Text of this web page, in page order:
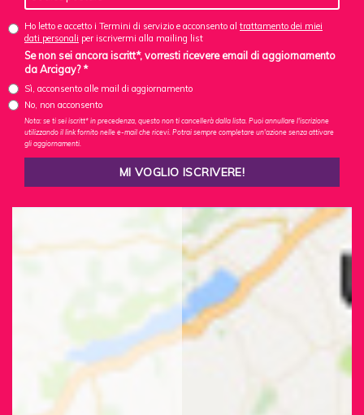
Ho letto e accetto i Termini di servizio e acconsento al trattamento dei miei
dati personali per iscrivermi alla mailing list
Se non sei ancora iscritt*, vorresti ricevere email di aggiornamento
da Arcigay? *
Sì, acconsento alle mail di aggiornamento
No, non acconsento
Nota: se ti sei iscritt* in precedenza, questo non ti cancellerà dalla lista. Puoi annullare l'iscrizione
utilizzando il link fornito nelle e-mail che ricevi. Potrai sempre completare un'azione senza attivare
gli aggiornamenti.